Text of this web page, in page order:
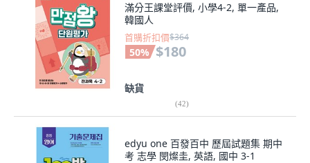
滿分王課堂評價, 小學4-2, 單一產品,
韓國人
首購折扣價$364
50% $180
缺貨
(42)
edyu one 百發百中 歷屆試題集 期中
考 志學 閔燦圭, 英語, 國中 3-1